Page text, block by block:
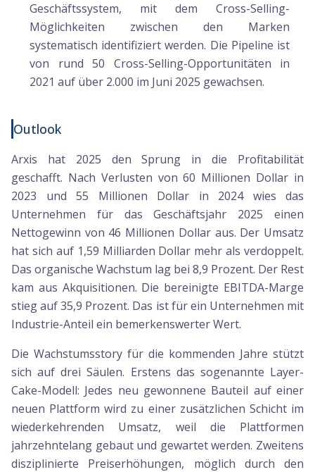
Geschäftssystem, mit dem Cross-Selling-
Möglichkeiten zwischen den Marken
systematisch identifiziert werden. Die Pipeline ist
von rund 50 Cross-Selling-Opportunitäten in
2021 auf über 2.000 im Juni 2025 gewachsen.
Outlook
Arxis hat 2025 den Sprung in die Profitabilität
geschafft. Nach Verlusten von 60 Millionen Dollar in
2023 und 55 Millionen Dollar in 2024 wies das
Unternehmen für das Geschäftsjahr 2025 einen
Nettogewinn von 46 Millionen Dollar aus. Der Umsatz
hat sich auf 1,59 Milliarden Dollar mehr als verdoppelt.
Das organische Wachstum lag bei 8,9 Prozent. Der Rest
kam aus Akquisitionen. Die bereinigte EBITDA-Marge
stieg auf 35,9 Prozent. Das ist für ein Unternehmen mit
Industrie-Anteil ein bemerkenswerter Wert.
Die Wachstumsstory für die kommenden Jahre stützt
sich auf drei Säulen. Erstens das sogenannte Layer-
Cake-Modell: Jedes neu gewonnene Bauteil auf einer
neuen Plattform wird zu einer zusätzlichen Schicht im
wiederkehrenden Umsatz, weil die Plattformen
jahrzehntelang gebaut und gewartet werden. Zweitens
disziplinierte Preiserhöhungen, möglich durch den